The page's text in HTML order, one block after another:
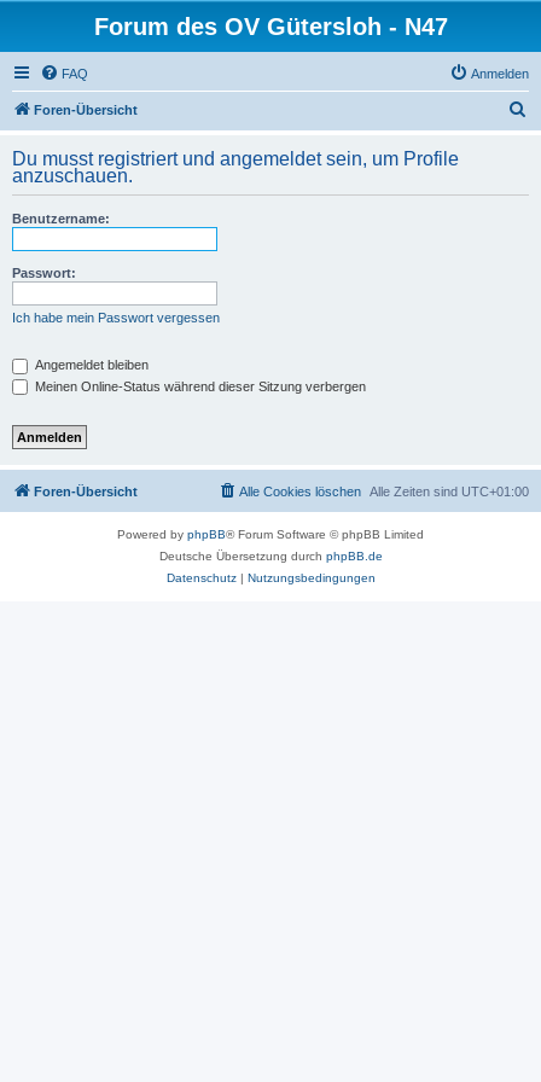
Forum des OV Gütersloh - N47
FAQ Anmelden
Foren-Übersicht
h
Du musst registriert und angemeldet sein, um Profile
anzuschauen.
Benutzername:
Passwort:
Ich habe mein Passwort vergessen
Angemeldet bleiben
Meinen Online-Status während dieser Sitzung verbergen
Foren-Übersicht Alle Zeiten sind UTC+01:00
Alle Cookies löschen
Powered by phpBB® Forum Software © phpBB Limited
Deutsche Übersetzung durch phpBB.de
Datenschutz| Nutzungsbedingungen